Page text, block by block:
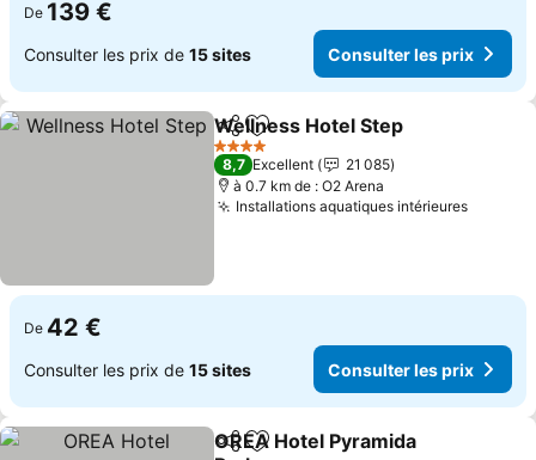
De 139 €
Consulter les prix de 15 sites Consulter les prix
PartagerAjouter à mes favoris
Wellness Hotel Step
4 Étoiles
8,7 Excellent
21 085
à 0.7 km de : O2 Arena
Installations aquatiques intérieures
De 42 €
Consulter les prix de 15 sites Consulter les prix
PartagerAjouter à mes favoris
OREA Hotel Pyramida